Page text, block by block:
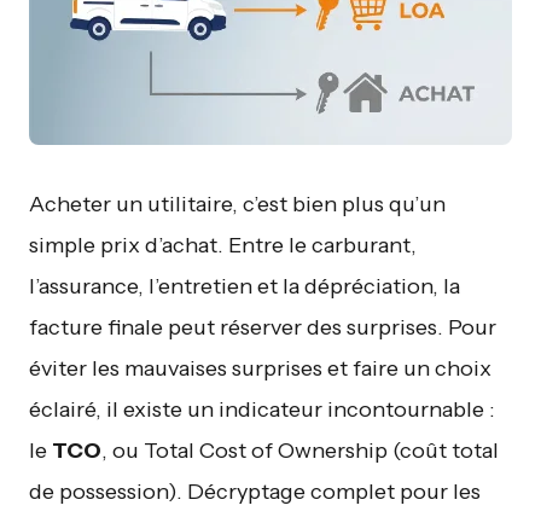
Acheter un utilitaire, c’est bien plus qu’un
simple prix d’achat. Entre le carburant,
l’assurance, l’entretien et la dépréciation, la
facture finale peut réserver des surprises. Pour
éviter les mauvaises surprises et faire un choix
éclairé, il existe un indicateur incontournable :
le TCO, ou Total Cost of Ownership (coût total
de possession). Décryptage complet pour les